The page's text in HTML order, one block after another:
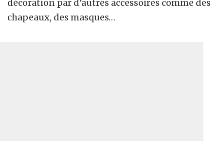
décoration par d’autres accessoires comme des
chapeaux, des masques…